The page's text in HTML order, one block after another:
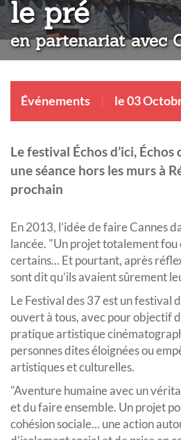
le pré:
en partenariat avec
Événements le 03
Le festival Échos d’ici, Échos
une séance hors les murs à
prochain
En 2013, l’idée de faire Cannes
lancée. "Un projet totalement fou
certains... Et pourtant, après
sont dit qu’ils avaient sûrement
Le Festival des 37 est un festival
ouvert à tous, avec pour objectif
pratique artistique
personnes dites éloignées ou
artistiques et culturelles.
"Aventure humaine avec un
et du faire ensemble. Un projet
cohésion sociale... une action